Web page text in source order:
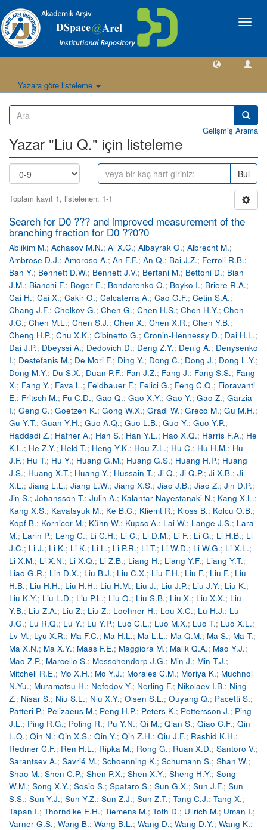
Geçiş
Yazara göre listeleme
Gelişmiş Arama
Yazar "Liu Q." için listeleme
Bul
Toplam kayıt 1, listelenen: 1-1
Search for D0 ??? and improved measurement of the
branching fraction for D0 ??0?0
Ablikim M.; Achasov M.N.; Ai X.C.; Albayrak O.; Albrecht M.;
Ambrose D.J.; Amoroso A.; An F.F.; An Q.; Bai J.Z.; Ferroli R.B.;
Ban Y.; Bennett D.W.; Bennett J.V.; Bertani M.; Bettoni D.; Bian
J.M.; Bianchi F.; Boger E.; Bondarenko O.; Boyko I.; Briere R.A.;
Cai H.; Cai X.; Cakir O.; Calcaterra A.; Cao G.F.; Cetin S.A.;
Chang J.F.; Chelkov G.; Chen G.; Chen H.S.; Chen H.Y.; Chen
J.C.; Chen M.L.; Chen S.J.; Chen X.; Chen X.R.; Chen Y.B.;
Cheng H.P.; Chu X.K.; Cibinetto G.; Cronin-Hennessy D.; Dai H.L.;
Dai J.P.; Dbeyssi A.; Dedovich D.; Deng Z.Y.; Denig A.; Denysenko
I.; Destefanis M.; De Mori F.; Ding Y.; Dong C.; Dong J.; Dong L.Y.;
Dong M.Y.; Du S.X.; Duan P.F.; Fan J.Z.; Fang J.; Fang S.S.; Fang
X.; Fang Y.; Fava L.; Feldbauer F.; Felici G.; Feng C.Q.; Fioravanti
E.; Fritsch M.; Fu C.D.; Gao Q.; Gao X.Y.; Gao Y.; Gao Z.; Garzia
I.; Geng C.; Goetzen K.; Gong W.X.; Gradl W.; Greco M.; Gu M.H.;
Gu Y.T.; Guan Y.H.; Guo A.Q.; Guo L.B.; Guo Y.; Guo Y.P.;
Haddadi Z.; Hafner A.; Han S.; Han Y.L.; Hao X.Q.; Harris F.A.; He
K.L.; He Z.Y.; Held T.; Heng Y.K.; Hou Z.L.; Hu C.; Hu H.M.; Hu
J.F.; Hu T.; Hu Y.; Huang G.M.; Huang G.S.; Huang H.P.; Huang
J.S.; Huang X.T.; Huang Y.; Hussain T.; Ji Q.; Ji Q.P.; Ji X.B.; Ji
X.L.; Jiang L.L.; Jiang L.W.; Jiang X.S.; Jiao J.B.; Jiao Z.; Jin D.P.;
Jin S.; Johansson T.; Julin A.; Kalantar-Nayestanaki N.; Kang X.L.;
Kang X.S.; Kavatsyuk M.; Ke B.C.; Kliemt R.; Kloss B.; Kolcu O.B.;
Kopf B.; Kornicer M.; Kühn W.; Kupsc A.; Lai W.; Lange J.S.; Lara
M.; Larin P.; Leng C.; Li C.H.; Li C.; Li D.M.; Li F.; Li G.; Li H.B.; Li
J.C.; Li J.; Li K.; Li K.; Li L.; Li P.R.; Li T.; Li W.D.; Li W.G.; Li X.L.;
Li X.M.; Li X.N.; Li X.Q.; Li Z.B.; Liang H.; Liang Y.F.; Liang Y.T.;
Liao G.R.; Lin D.X.; Liu B.J.; Liu C.X.; Liu F.H.; Liu F.; Liu F.; Liu
H.B.; Liu H.H.; Liu H.H.; Liu H.M.; Liu J.; Liu J.P.; Liu J.Y.; Liu K.;
Liu K.Y.; Liu L.D.; Liu P.L.; Liu Q.; Liu S.B.; Liu X.; Liu X.X.; Liu
Y.B.; Liu Z.A.; Liu Z.; Liu Z.; Loehner H.; Lou X.C.; Lu H.J.; Lu
J.G.; Lu R.Q.; Lu Y.; Lu Y.P.; Luo C.L.; Luo M.X.; Luo T.; Luo X.L.;
Lv M.; Lyu X.R.; Ma F.C.; Ma H.L.; Ma L.L.; Ma Q.M.; Ma S.; Ma T.;
Ma X.N.; Ma X.Y.; Maas F.E.; Maggiora M.; Malik Q.A.; Mao Y.J.;
Mao Z.P.; Marcello S.; Messchendorp J.G.; Min J.; Min T.J.;
Mitchell R.E.; Mo X.H.; Mo Y.J.; Morales C.M.; Moriya K.; Muchnoi
N.Yu.; Muramatsu H.; Nefedov Y.; Nerling F.; Nikolaev I.B.; Ning
Z.; Nisar S.; Niu S.L.; Niu X.Y.; Olsen S.L.; Ouyang Q.; Pacetti S.;
Patteri P.; Pelizaeus M.; Peng H.P.; Peters K.; Pettersson J.; Ping
J.L.; Ping R.G.; Poling R.; Pu Y.N.; Qi M.; Qian S.; Qiao C.F.; Qin
L.Q.; Qin N.; Qin X.S.; Qin Y.; Qin Z.H.; Qiu J.F.; Rashid K.H.;
Redmer C.F.; Ren H.L.; Ripka M.; Rong G.; Ruan X.D.; Santoro V.;
Sarantsev A.; Savrié M.; Schoenning K.; Schumann S.; Shan W.;
Shao M.; Shen C.P.; Shen P.X.; Shen X.Y.; Sheng H.Y.; Song
W.M.; Song X.Y.; Sosio S.; Spataro S.; Sun G.X.; Sun J.F.; Sun
S.S.; Sun Y.J.; Sun Y.Z.; Sun Z.J.; Sun Z.T.; Tang C.J.; Tang X.;
Tapan I.; Thorndike E.H.; Tiemens M.; Toth D.; Ullrich M.; Uman I.;
Varner G.S.; Wang B.; Wang B.L.; Wang D.; Wang D.Y.; Wang K.;